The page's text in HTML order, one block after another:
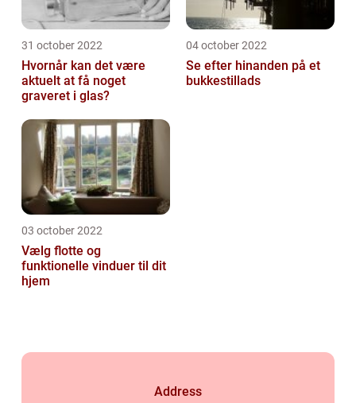
31 october 2022
Hvornår kan det være
aktuelt at få noget
graveret i glas?
04 october 2022
Se efter hinanden på et
bukkestillads
03 october 2022
Vælg flotte og
funktionelle vinduer til dit
hjem
Address